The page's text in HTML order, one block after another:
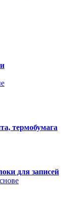
термобумага
для записей